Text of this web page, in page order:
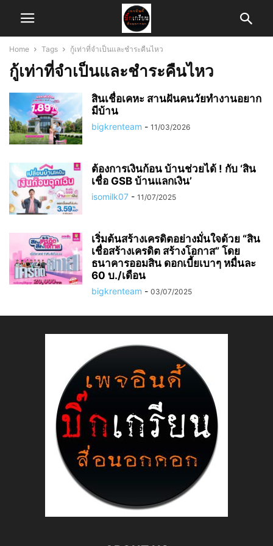
Home Tags กู้เท่าที่จำเป็นและชำระคืนไหว
กู้เท่าที่จำเป็นและชำระคืนไหว
สินเชื่อเคหะ สานฝันคนวัยทำงานอยาก
มีบ้าน
bigkrenteam - 11/03/2026
ต้องการเงินก้อน บ้านช่วยได้ ! กับ ‘สิน
เชื่อ GSB บ้านแลกเงิน’
isomilk07 - 11/07/2025
เริ่มต้นสร้างเครดิตอย่างมั่นใจด้วย “สิน
เชื่อสร้างเครดิต สร้างโอกาส” โดย
ธนาคารออมสิน ดอกเบี้ยเบาๆ หมื่นละ
60 บ./เดือน
bigkrenteam - 03/07/2025